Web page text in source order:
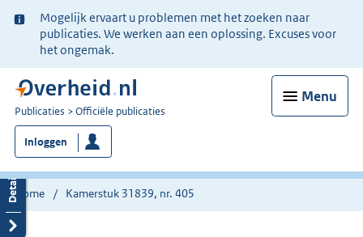
Ter
informatie:
Mogelijk ervaart u problemen met het zoeken naar
publicaties. We werken aan een oplossing. Excuses voor
het ongemak.
Menu
U
bent
nu
hier:
Publicaties Officiële publicaties
Inloggen
Home Kamerstuk 31839, nr. 405